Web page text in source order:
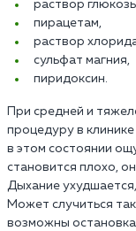
раствор
пирацетам,
раствор
сульфат магния,
пиридоксин.
При средней и
процедуру в
в этом состоянии
становится плохо,
Дыхание
Может случиться
возможны